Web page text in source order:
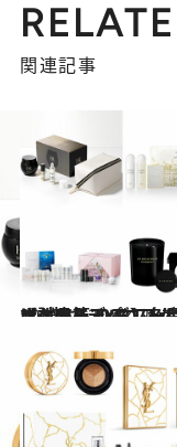
関連記事
2023.10.20
【コフレ2023】名品スキンケア篇 シスレー、ヘレナ…憧れデパコスが お得に試せる！ ギフトにもおすすめ
ビューティ＆ヘルス